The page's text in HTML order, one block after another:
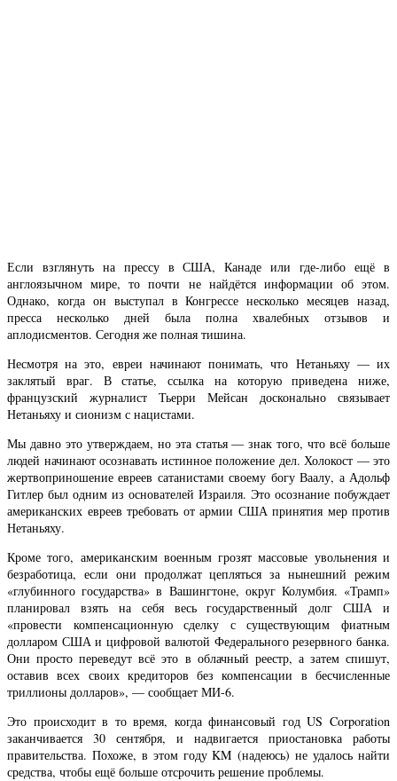
Если взглянуть на прессу в США, Канаде или где-либо ещё в
англоязычном мире, то почти не найдётся информации об этом.
Однако, когда он выступал в Конгрессе несколько месяцев назад,
пресса несколько дней была полна хвалебных отзывов и
аплодисментов. Сегодня же полная тишина.
Несмотря на это, евреи начинают понимать, что Нетаньяху — их
заклятый враг. В статье, ссылка на которую приведена ниже,
французский журналист Тьерри Мейсан досконально связывает
Нетаньяху и сионизм с нацистами.
Мы давно это утверждаем, но эта статья — знак того, что всё больше
людей начинают осознавать истинное положение дел. Холокост — это
жертвоприношение евреев сатанистами своему богу Ваалу, а Адольф
Гитлер был одним из основателей Израиля. Это осознание побуждает
американских евреев требовать от армии США принятия мер против
Нетаньяху.
Кроме того, американским военным грозят массовые увольнения и
безработица, если они продолжат цепляться за нынешний режим
«глубинного государства» в Вашингтоне, округ Колумбия. «Трамп»
планировал взять на себя весь государственный долг США и
«провести компенсационную сделку с существующим фиатным
долларом США и цифровой валютой Федерального резервного банка.
Они просто переведут всё это в облачный реестр, а затем спишут,
оставив всех своих кредиторов без компенсации в бесчисленные
триллионы долларов», — сообщает МИ-6.
Это происходит в то время, когда финансовый год US Corporation
заканчивается 30 сентября, и надвигается приостановка работы
правительства. Похоже, в этом году KM (надеюсь) не удалось найти
средства, чтобы ещё больше отсрочить решение проблемы.